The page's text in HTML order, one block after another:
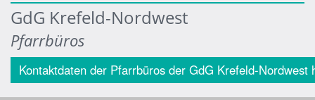
GdG Krefeld-Nordwest
Pfarrbüros
Kontaktdaten der Pfarrbüros der GdG Krefeld-Nordwest